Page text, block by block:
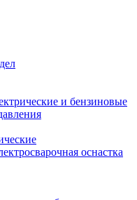
и бензиновые
оснастка